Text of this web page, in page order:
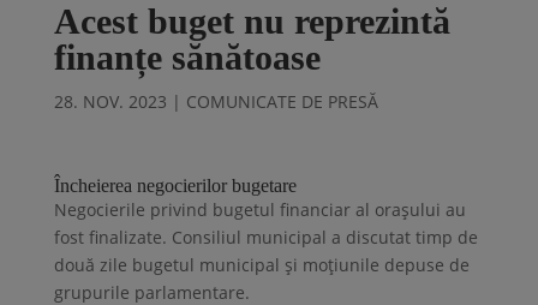
Acest buget nu reprezintă
finanțe sănătoase
28. NOV. 2023 | COMUNICATE DE PRESĂ
Încheierea negocierilor bugetare
Negocierile privind bugetul financiar al orașului au
fost finalizate. Consiliul municipal a discutat timp de
două zile bugetul municipal și moțiunile depuse de
grupurile parlamentare.